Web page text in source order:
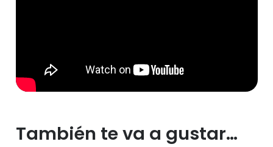
También te va a gustar…